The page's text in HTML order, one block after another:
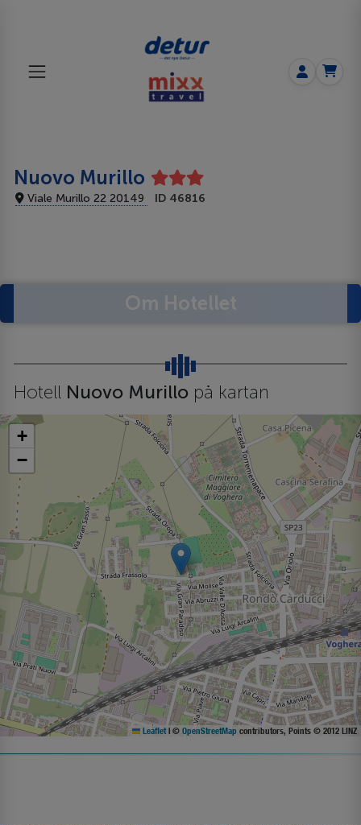
Nuovo Murillo
Viale Murillo 22 20149 ID 46816
Hotell Nuovo Murillo på kartan
+
−
Leaflet | © OpenStreetMap contributors, Points © 2012 LINZ